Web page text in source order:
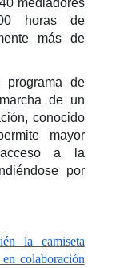
horas de
más de
programa de
de un
conocido
mayor
a la
por
la camiseta
colaboración